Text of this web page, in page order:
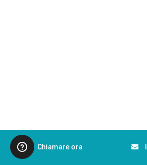
Chiamare ora